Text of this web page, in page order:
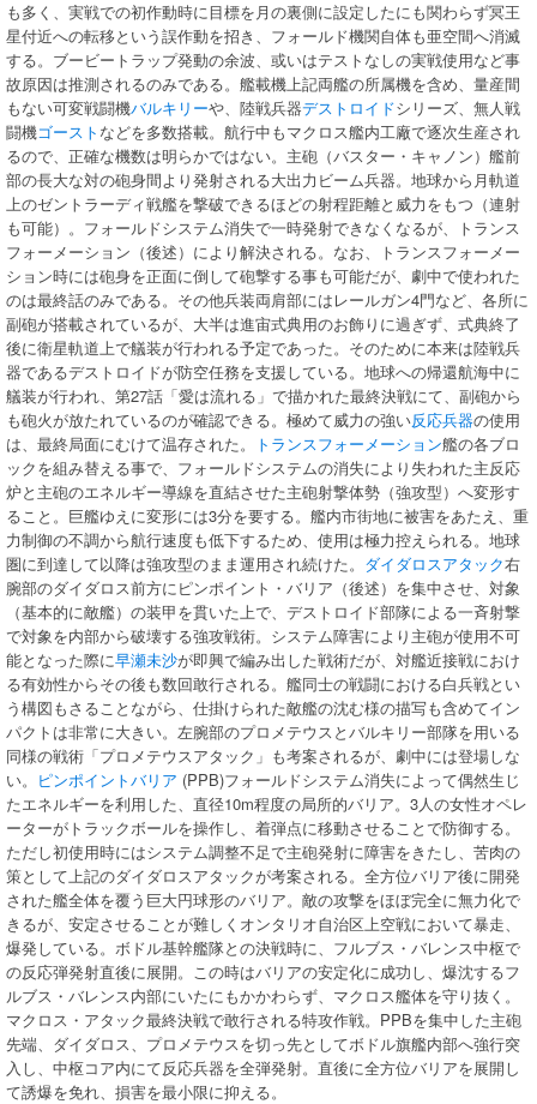
も多く、実戦での初作動時に目標を月の裏側に設定したにも関わらず冥王
星付近への転移という誤作動を招き、フォールド機関自体も亜空間へ消滅
する。ブービートラップ発動の余波、或いはテストなしの実戦使用など事
故原因は推測されるのみである。艦載機上記両艦の所属機を含め、量産間
もない可変戦闘機バルキリーや、陸戦兵器デストロイドシリーズ、無人戦
闘機ゴースト などを多数搭載。航行中もマクロス艦内工廠で逐次生産され
るので、正確な機数は明らかではない。主砲（バスター・キャノン）艦前
部の長大な対の砲身間より発射される大出力ビーム兵器。地球から月軌道
上のゼントラーディ戦艦を撃破できるほどの射程距離と威力をもつ（連射
も可能）。フォールドシステム消失で一時発射できなくなるが、トランス
フォーメーション（後述）により解決される。なお、トランスフォーメー
ション時には砲身を正面に倒して砲撃する事も可能だが、劇中で使われた
のは最終話のみである。その他兵装両肩部にはレールガン4門など、各所に
副砲が搭載されているが、大半は進宙式典用のお飾りに過ぎず、式典終了
後に衛星軌道上で艤装が行われる予定であった。そのために本来は陸戦兵
器であるデストロイドが防空任務を支援している。地球への帰還航海中に
艤装が行われ、第27話「愛は流れる」で描かれた最終決戦にて、副砲から
も砲火が放たれているのが確認できる。極めて威力の強い反応兵器の使用
は、最終局面にむけて温存された。
トランスフォーメーション艦の各ブロ
ックを組み替える事で、フォールドシステムの消失により失われた主反応
炉と主砲のエネルギー導線を直結させた主砲射撃体勢（強攻型）へ変形す
ること。巨艦ゆえに変形には3分を要する。艦内市街地に被害をあたえ、重
力制御の不調から航行速度も低下するため、使用は極力控えられる。地球
圏に到達して以降は強攻型のまま運用され続けた。 ダイダロスアタック右
腕部のダイダロス前方にピンポイント・バリア（後述）を集中させ、対象
（基本的に敵艦）の装甲を貫いた上で、デストロイド部隊による一斉射撃
で対象を内部から破壊する強攻戦術。システム障害により主砲が使用不可
能となった際に早瀬未沙が即興で編み出した戦術だが、対艦近接戦におけ
る有効性からその後も数回敢行される。艦同士の戦闘における白兵戦とい
う構図もさることながら、仕掛けられた敵艦の沈む様の描写も含めてイン
パクトは非常に大きい。左腕部のプロメテウスとバルキリー部隊を用いる
同様の戦術「プロメテウスアタック」も考案されるが、劇中には登場しな
い。 ピンポイントバリア (PPB)フォールドシステム消失によって偶然生じ
たエネルギーを利用した、直径10m程度の局所的バリア。3人の女性オペレ
ーターがトラックボールを操作し、着弾点に移動させることで防御する。
ただし初使用時にはシステム調整不足で主砲発射に障害をきたし、苦肉の
策として上記のダイダロスアタックが考案される。全方位バリア後に開発
された艦全体を覆う巨大円球形のバリア。敵の攻撃をほぼ完全に無力化で
きるが、安定させることが難しくオンタリオ自治区上空戦において暴走、
爆発している。ボドル基幹艦隊との決戦時に、フルブス・バレンス中枢で
の反応弾発射直後に展開。この時はバリアの安定化に成功し、爆沈するフ
ルブス・バレンス内部にいたにもかかわらず、マクロス艦体を守り抜く。
マクロス・アタック最終決戦で敢行される特攻作戦。PPBを集中した主砲
先端、ダイダロス、プロメテウスを切っ先としてボドル旗艦内部へ強行突
入し、中枢コア内にて反応兵器を全弾発射。直後に全方位バリアを展開し
て誘爆を免れ、損害を最小限に抑える。